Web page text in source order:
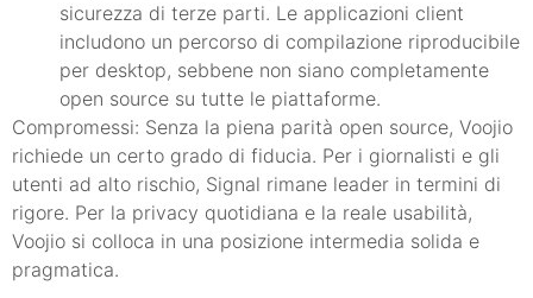
sicurezza di terze parti. Le applicazioni client
includono un percorso di compilazione riproducibile
per desktop, sebbene non siano completamente
open source su tutte le piattaforme.
Compromessi: Senza la piena parità open source, Voojio
richiede un certo grado di fiducia. Per i giornalisti e gli
utenti ad alto rischio, Signal rimane leader in termini di
rigore. Per la privacy quotidiana e la reale usabilità,
Voojio si colloca in una posizione intermedia solida e
pragmatica.